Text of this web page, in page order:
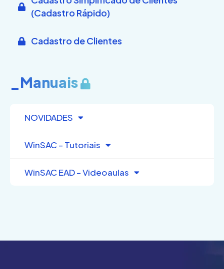
(Cadastro Rápido)
Cadastro de Clientes
_Manuais
NOVIDADES
WinSAC – Tutoriais
WinSAC EAD – Videoaulas